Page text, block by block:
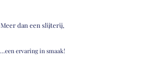
Meer dan een slijterij,
…een ervaring in smaak!